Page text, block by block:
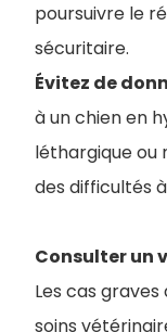
poursuivre le
sécuritaire.
Évitez de
à un chien en
léthargique ou
des difficultés
Consulter un
Les cas
soins